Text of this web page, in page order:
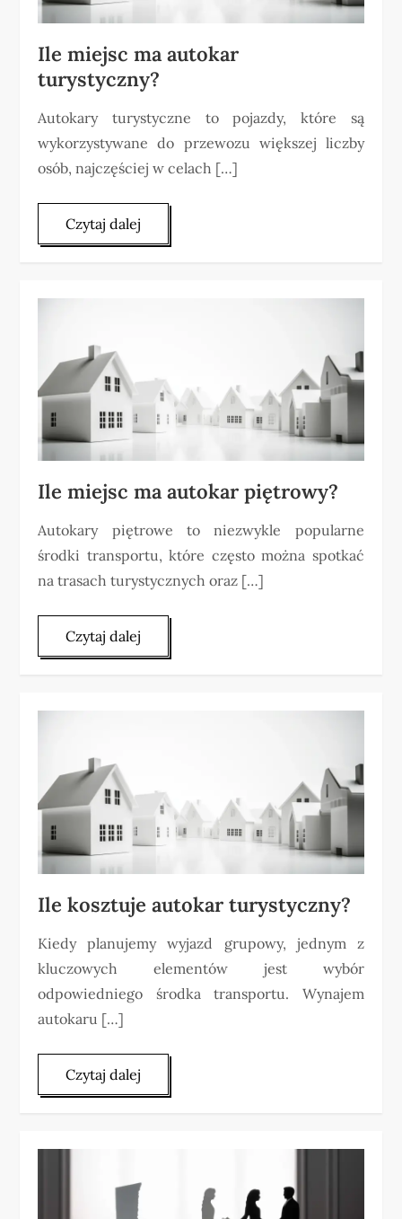
Ile miejsc ma autokar
turystyczny?
Autokary turystyczne to pojazdy, które są
wykorzystywane do przewozu większej liczby
osób, najczęściej w celach […]
Czytaj dalej
Ile miejsc ma autokar piętrowy?
Autokary piętrowe to niezwykle popularne
środki transportu, które często można spotkać
na trasach turystycznych oraz […]
Czytaj dalej
Ile kosztuje autokar turystyczny?
Kiedy planujemy wyjazd grupowy, jednym z
kluczowych elementów jest wybór
odpowiedniego środka transportu. Wynajem
autokaru […]
Czytaj dalej